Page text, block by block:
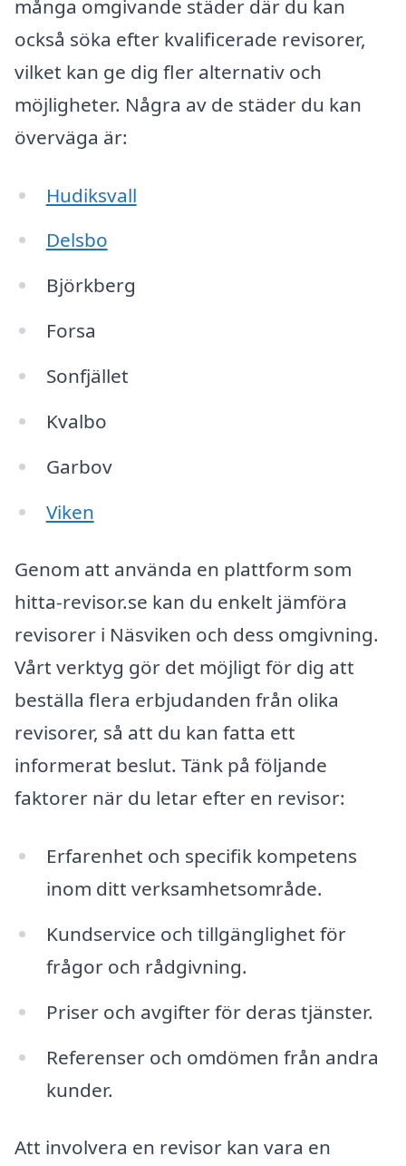
många omgivande städer där du kan
också söka efter kvalificerade revisorer,
vilket kan ge dig fler alternativ och
möjligheter. Några av de städer du kan
överväga är:
Hudiksvall
Delsbo
Björkberg
Forsa
Sonfjället
Kvalbo
Garbov
Viken
Genom att använda en plattform som
hitta-revisor.se kan du enkelt jämföra
revisorer i Näsviken och dess omgivning.
Vårt verktyg gör det möjligt för dig att
beställa flera erbjudanden från olika
revisorer, så att du kan fatta ett
informerat beslut. Tänk på följande
faktorer när du letar efter en revisor:
Erfarenhet och specifik kompetens
inom ditt verksamhetsområde.
Kundservice och tillgänglighet för
frågor och rådgivning.
Priser och avgifter för deras tjänster.
Referenser och omdömen från andra
kunder.
Att involvera en revisor kan vara en